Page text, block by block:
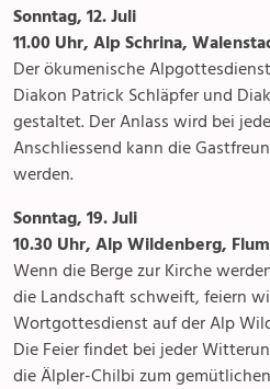
Sonntag, 12. Juli
11.00 Uhr, Alp Schrina,
Der ökumenische
Diakon Patrick Schläpfer und
gestaltet. Der Anlass wird bei
Anschliessend kann die
werden.
Sonntag, 19. Juli
10.30 Uhr, Alp Wildenberg,
Wenn die Berge zur Kirche
die Landschaft schweift, feiern
Wortgottesdienst auf der Alp
Die Feier findet bei jeder
die Älpler-Chilbi zum